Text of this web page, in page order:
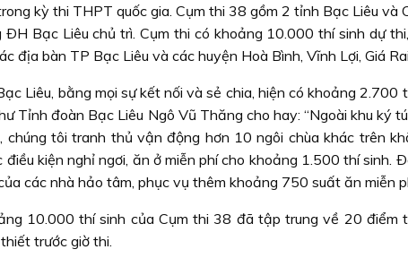
kỳ thi THPT quốc gia. Cụm thi 38 gồm 2 tỉnh Bạc Liêu và
Bạc Liêu chủ trì. Cụm thi có khoảng 10.000 thí sinh dự
địa bàn TP Bạc Liêu và các huyện Hoà Bình, Vĩnh Lợi, Giá
Liêu, bằng mọi sự kết nối và sẻ chia, hiện có khoảng 2.700
Tỉnh đoàn Bạc Liêu Ngô Vũ Thăng cho hay: “Ngoài khu ký
chúng tôi tranh thủ vận động hơn 10 ngôi chùa khác trên
kiện nghỉ ngơi, ăn ở miễn phí cho khoảng 1.500 thí sinh.
các nhà hảo tâm, phục vụ thêm khoảng 750 suất ăn miễn
10.000 thí sinh của Cụm thi 38 đã tập trung về 20 điểm
trước giờ thi.